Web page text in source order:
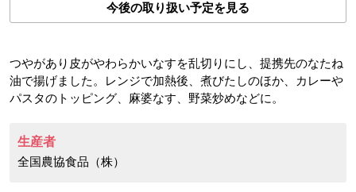
今後の取り扱い予定を見る
つやがあり皮がやわらかいなすを乱切りにし、提携先のなたね
油で揚げました。レンジで加熱後、煮びたしのほか、カレーや
パスタのトッピング、麻婆なす、野菜炒めなどに。
生産者
全国農協食品（株）